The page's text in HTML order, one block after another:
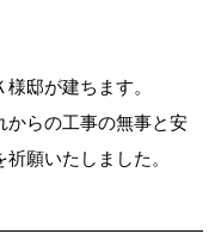
邸が建ちます。
からの工事の無事と安
願いたしました。